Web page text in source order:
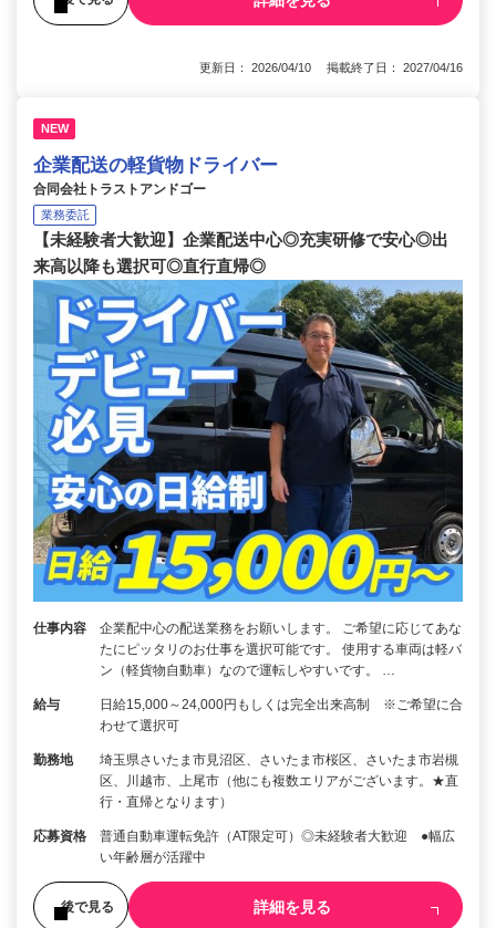
更新日： 2026/04/10 掲載終了日： 2027/04/16
NEW
企業配送の軽貨物ドライバー
合同会社トラストアンドゴー
業務委託
【未経験者大歓迎】企業配送中心◎充実研修で安心◎出
来高以降も選択可◎直行直帰◎
仕事内容
企業配中心の配送業務をお願いします。 ご希望に応じてあな
たにピッタリのお仕事を選択可能です。 使用する車両は軽バ
ン（軽貨物自動車）なので運転しやすいです。 …
給与
日給15,000～24,000円もしくは完全出来高制 ※ご希望に合
わせて選択可
勤務地
埼玉県さいたま市見沼区、さいたま市桜区、さいたま市岩槻
区、川越市、上尾市（他にも複数エリアがございます。★直
行・直帰となります）
応募資格
普通自動車運転免許（AT限定可）◎未経験者大歓迎 ●幅広
い年齢層が活躍中
後で見る 詳細を見る